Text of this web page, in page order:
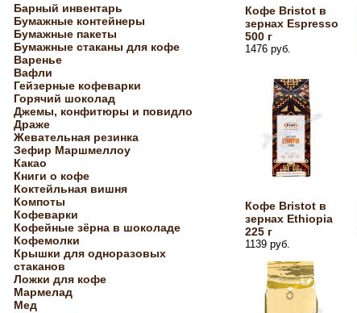
Барный инвентарь
Бумажные контейнеры
Бумажные пакеты
Бумажные стаканы для кофе
Варенье
Вафли
Гейзерные кофеварки
Горячий шоколад
Джемы, конфитюры и повидло
Драже
Жевательная резинка
Зефир Маршмеллоу
Какао
Книги о кофе
Коктейльная вишня
Компоты
Кофеварки
Кофейные зёрна в шоколаде
Кофемолки
Крышки для одноразовых
стаканов
Ложки для кофе
Мармелад
Мед
Кофе Bristot в
зернах Espresso
500 г
1476 руб.
Кофе Bristot в
зернах Ethiopia
225 г
1139 руб.